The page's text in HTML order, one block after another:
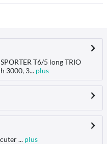
T6/5 long TRIO
3000, 3... plus
... plus